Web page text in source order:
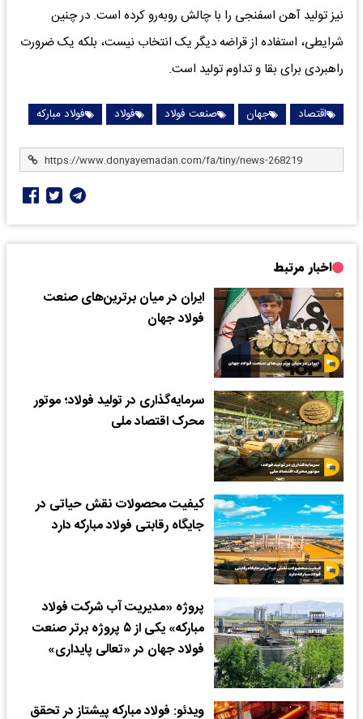
نیز تولید آهن اسفنجی را با چالش روبه‌رو کرده است. در چنین
شرایطی، استفاده از قراضه دیگر یک انتخاب نیست، بلکه یک ضرورت
راهبردی برای بقا و تداوم تولید است.
اقتصاد جهان صنعت فولاد فولاد فولاد مبارکه
اخبار مرتبط
ایران در میان برترین‌های صنعت
فولاد جهان
سرمایه‌گذاری در تولید فولاد؛ موتور
محرک اقتصاد ملی
کیفیت محصولات نقش حیاتی در
جایگاه رقابتی فولاد مبارکه دارد
پروژه «مدیریت آب شرکت فولاد
مبارکه» یکی از ۵ پروژه برتر صنعت
فولاد جهان در «تعالی پایداری»
ویدئو: فولاد مبارکه پیشتاز در تحقق